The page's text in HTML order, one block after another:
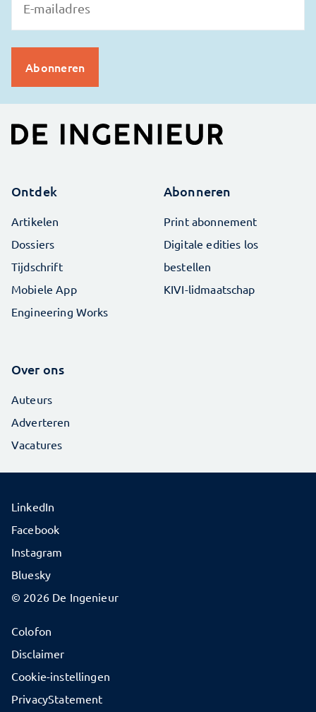
Ontdek
Artikelen
Dossiers
Tijdschrift
Mobiele App
Engineering Works
Abonneren
Print abonnement
Digitale edities los
bestellen
KIVI-lidmaatschap
Over ons
Auteurs
Adverteren
Vacatures
© 2026 De Ingenieur
Colofon
Disclaimer
Cookie-instellingen
PrivacyStatement
LinkedIn
Facebook
Instagram
Bluesky